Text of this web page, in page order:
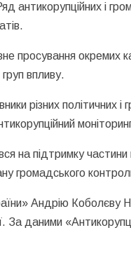
і
просування окремих
впливу.
різних політичних
на підтримку
громадського
Андрію
За даними